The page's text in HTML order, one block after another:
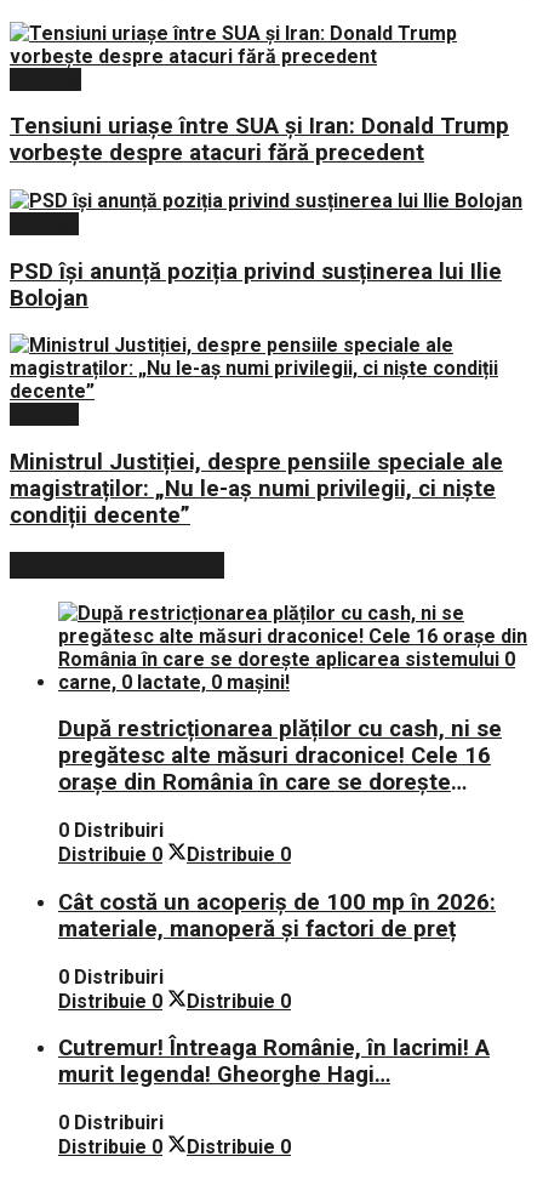
Tensiuni uriașe între SUA și Iran: Donald Trump
vorbește despre atacuri fără precedent
PSD își anunță poziția privind susținerea lui Ilie
Bolojan
Ministrul Justiției, despre pensiile speciale ale
magistraților: „Nu le-aș numi privilegii, ci niște
condiții decente”
După restricționarea plăților cu cash, ni se
pregătesc alte măsuri draconice! Cele 16
orașe din România în care se dorește
mașini!
0 Distribuiri
Distribuie 0 Distribuie 0
Cât costă un acoperiș de 100 mp în 2026:
materiale, manoperă și factori de preț
0 Distribuiri
Distribuie 0 Distribuie 0
Cutremur! Întreaga Românie, în lacrimi! A
murit legenda! Gheorghe Hagi…
0 Distribuiri
Distribuie 0 Distribuie 0